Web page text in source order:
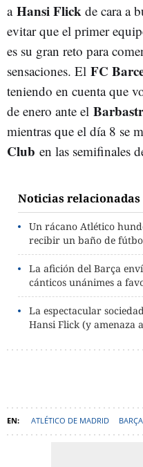
a Hansi Flick de cara a
evitar que el primer
es su gran reto para
sensaciones. El FC
teniendo en cuenta que
de enero ante el
mientras que el día 8 se
Club en las semifinales
Noticias relacionadas
Un rácano Atlético
recibir un baño de
La afición del Barça
cánticos unánimes a
La espectacular
Hansi Flick (y amenaza
ATLÉTICO DE MADRID BARÇA